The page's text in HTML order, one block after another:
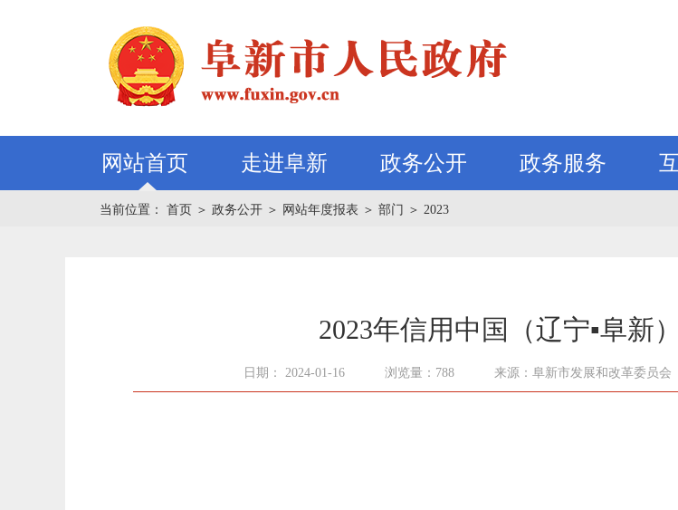
网站首页 走进阜新 政务公开 政务服务
当前位置： 首页 ＞ 政务公开 ＞ 网站年度报表 ＞ 部门 ＞ 2023
2023年信用中国（辽宁▪阜新
日期： 2024-01-16 浏览量：788 来源：阜新市发展和改革委员会